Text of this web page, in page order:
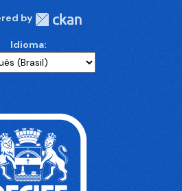
by
Idioma